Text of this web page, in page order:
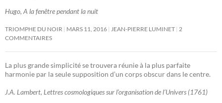
Hugo, A la fenêtre pendant la nuit
TRIOMPHE DU NOIR MARS 11, 2016 JEAN-PIERRE LUMINET 2
COMMENTAIRES
La plus grande simplicité se trouvera réunie à la plus parfaite
harmonie par la seule supposition d’un corps obscur dans le centre.
J.A. Lambert, Lettres cosmologiques sur l’organisation de l’Univers (1761)